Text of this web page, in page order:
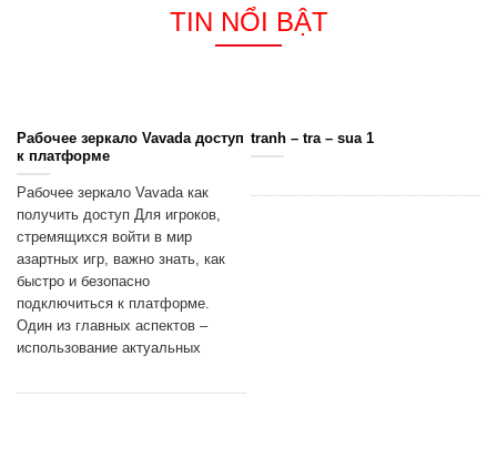
TIN NỔI BẬT
Рабочее зеркало Vavada доступ
к платформе
Рабочее зеркало Vavada как
получить доступ Для игроков,
стремящихся войти в мир
азартных игр, важно знать, как
быстро и безопасно
подключиться к платформе.
Один из главных аспектов –
использование актуальных
tranh – tra – sua 1